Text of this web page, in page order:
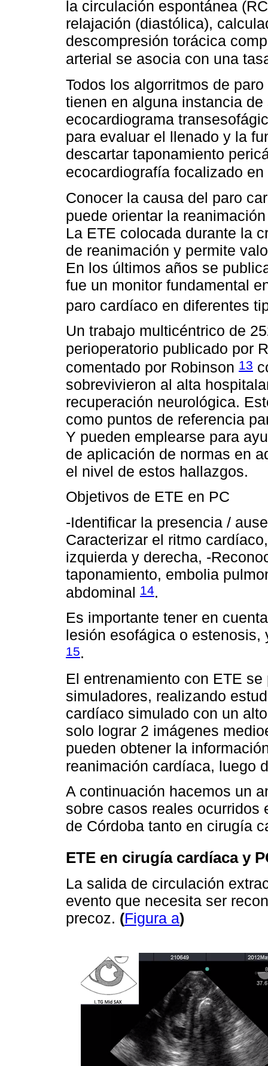
la circulación espontánea
relajación (diastólica),
descompresión torácica
arterial se asocia con una
Todos los algorritmos de
tienen en alguna instancia
ecocardiograma
para evaluar el llenado y la
descartar taponamiento
ecocardiografía focalizado
Conocer la causa del paro
puede orientar la
La ETE colocada durante la
de reanimación y permite
En los últimos años se
fue un monitor fundamental
paro cardíaco en diferentes
Un trabajo multicéntrico de
perioperatorio publicado por
comentado por Robinson 13
sobrevivieron al alta
recuperación neurológica.
como puntos de referencia
Y pueden emplearse para
de aplicación de normas en
el nivel de estos hallazgos.
Objetivos de ETE en PC
-Identificar la presencia /
Caracterizar el ritmo
izquierda y derecha, -
taponamiento, embolia
abdominal 14.
Es importante tener en
lesión esofágica o
15.
El entrenamiento con ETE
simuladores, realizando
cardíaco simulado con un
solo lograr 2 imágenes
pueden obtener la
reanimación cardíaca, luego
A continuación hacemos un
sobre casos reales ocurridos
de Córdoba tanto en cirugía
ETE en cirugía cardíaca y
La salida de circulación
evento que necesita ser
precoz. (Figura a)